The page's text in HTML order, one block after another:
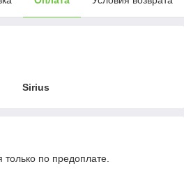
Sirius
только по предоплате.